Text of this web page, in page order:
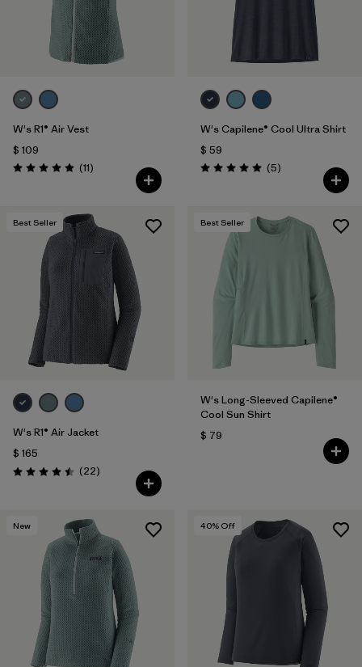
W's R1® Air Vest
$ 109
Valoración: 4.9 / 5
(11Comentarios
)
W's Capilene® Cool Ultra Shirt
$ 59
Valoración: 5.0 / 5
(5Comentarios
)
Best Seller
W's R1® Air Jacket
$ 165
Valoración: 4.5 / 5
(22Comentarios
)
Best Seller
W's Long-Sleeved Capilene®
Cool Sun Shirt
$ 79
New 40% Off